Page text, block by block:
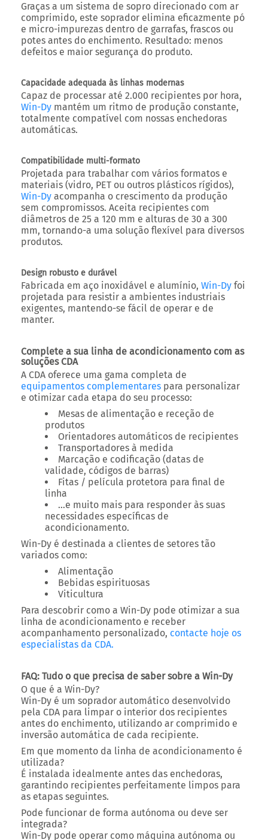
Graças a um sistema de sopro direcionado com ar
comprimido, este soprador elimina eficazmente pó
e micro-impurezas dentro de garrafas, frascos ou
potes antes do enchimento. Resultado: menos
defeitos e maior segurança do produto.
Capacidade adequada às linhas modernas
Capaz de processar até 2.000 recipientes por hora,
Win-Dy mantém um ritmo de produção constante,
totalmente compatível com nossas enchedoras
automáticas.
Compatibilidade multi-formato
Projetada para trabalhar com vários formatos e
materiais (vidro, PET ou outros plásticos rígidos),
Win-Dy acompanha o crescimento da produção
sem compromissos. Aceita recipientes com
diâmetros de 25 a 120 mm e alturas de 30 a 300
mm, tornando-a uma solução flexível para diversos
produtos.
Design robusto e durável
Fabricada em aço inoxidável e alumínio, Win-Dy foi
projetada para resistir a ambientes industriais
exigentes, mantendo-se fácil de operar e de
manter.
Complete a sua linha de acondicionamento com as
soluções CDA
A CDA oferece uma gama completa de
equipamentos complementares para personalizar
e otimizar cada etapa do seu processo:
Mesas de alimentação e receção de
produtos
Orientadores automáticos de recipientes
Transportadores à medida
Marcação e codificação (datas de
validade, códigos de barras)
Fitas / película protetora para final de
linha
…e muito mais para responder às suas
necessidades específicas de
acondicionamento.
Win-Dy é destinada a clientes de setores tão
variados como:
Alimentação
Bebidas espirituosas
Viticultura
Para descobrir como a Win-Dy pode otimizar a sua
linha de acondicionamento e receber
acompanhamento personalizado, contacte hoje os
especialistas da CDA.
FAQ: Tudo o que precisa de saber sobre a Win-Dy
O que é a Win-Dy?
Win-Dy é um soprador automático desenvolvido
pela CDA para limpar o interior dos recipientes
antes do enchimento, utilizando ar comprimido e
inversão automática de cada recipiente.
Em que momento da linha de acondicionamento é
utilizada?
É instalada idealmente antes das enchedoras,
garantindo recipientes perfeitamente limpos para
as etapas seguintes.
Pode funcionar de forma autónoma ou deve ser
integrada?
Win-Dy pode operar como máquina autónoma ou